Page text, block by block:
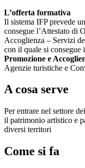
L’offerta formativa
Il sistema IFP prevede
consegue l’Attestato di
Accoglienza – Servizi
con il quale si consegue
Promozione e
Agenzie turistiche e
A cosa serve
Per entrare nel settore
il patrimonio artistico e
diversi territori
Come si fa